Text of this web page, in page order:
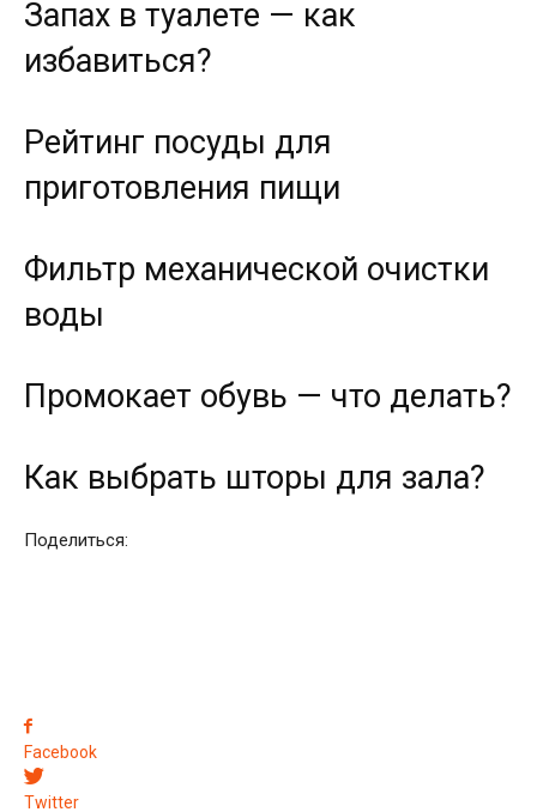
Запах в туалете — как
избавиться?
Рейтинг посуды для
приготовления пищи
Фильтр механической очистки
воды
Промокает обувь — что делать?
Как выбрать шторы для зала?
Поделиться:
Facebook
Twitter